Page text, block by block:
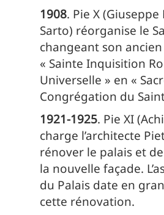
1908. Pie X
Sarto) réorganise le
changeant son
« Sainte Inquisition
Universelle » en «
Congrégation du
1921-1925. Pie XI
charge l’architecte
rénover le palais et
la nouvelle façade.
du Palais date en
cette rénovation.